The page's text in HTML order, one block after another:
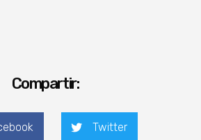
Compartir:
Twitter